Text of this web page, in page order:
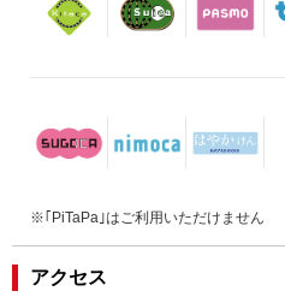
※｢PiTaPa｣はご利用いただけません
アクセス